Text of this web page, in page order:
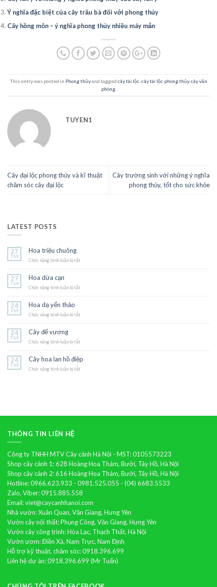
Ý nghĩa đặc biệt của cây trầu bà đối với phong thủy
Cây hồng môn – ý nghĩa phong thủy nhiều máy mắn
This entry was posted in Phong thủyand tagged cây tài lộc cây tài lộc phong thủy, cây văn
phòng.
TUYEN1
Cây đại lộc phong thủy và kĩ thuật
chăm sóc cây đại lộc
Cây trường sinh với những ý nghĩa
phong thủy, tốt cho sức khỏe
LATEST POSTS
27
Th9
Hoa triệu chuông
Chức năng bình luận bị tắt
27
Th9
Hoa dừa cạn
Chức năng bình luận bị tắt
24
Th9
Hoa dạ yến thảo
Chức năng bình luận bị tắt
24
Th9
Cây đế vương
Chức năng bình luận bị tắt
vương
24
Th9
Cây hoa lan hồ điệp
Chức năng bình luận bị tắt
THÔNG TIN LIÊN HỆ
Công ty TNHH MTV Cây cảnh Hà Nội - MST: 0105573223
Shop cây cảnh 1: 628 Hoàng Hoa Thám, Bưởi, Tây Hồ, Hà Nội
Shop cây cảnh 2: 616 Hoàng Hoa Thám, Bưởi, Tây Hồ, Hà Nội
Hotline: 0966.623.933 - 0981.525.055 - (04) 6683.5533
Zalo, Viber: 0915.885.558
Email: viet@caycanhhanoi.com
Nhà vườn: Xuân Quan, Văn Giang, Hưng Yên
Vườn cây nội thất: Phụng Công, Văn Giang, Hưng Yên
Vườn cây công trình: Hòa Lạc, Thạch Thất, Hà Nội
Vườn ươm: Điền Xá, Nam Trực, Nam Định
Hỗ trợ kỹ thuật, chăm sóc: 0918.396.699
Liên hệ dự án: 0918.396.699 (Mr Tuấn)